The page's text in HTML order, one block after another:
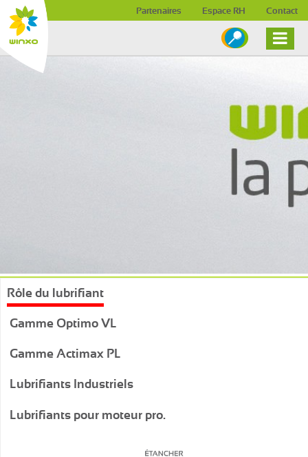
Contact
Espace RH
Partenaires
Skip to content
Rôle du lubrifiant
Gamme Optimo VL
Gamme Actimax PL
Lubrifiants Industriels
Lubrifiants pour moteur pro.